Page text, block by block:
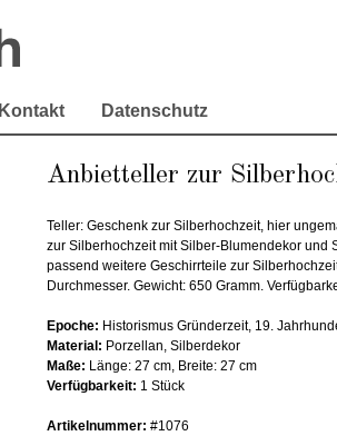
Kontakt Datenschutz
Anbietteller zur
Teller: Geschenk zur Silberhochzeit, hier
zur Silberhochzeit mit Silber-Blumendekor und
passend weitere Geschirrteile zur
Durchmesser. Gewicht: 650 Gramm.
Epoche: Historismus Gründerzeit, 19.
Material: Porzellan, Silberdekor
Maße: Länge: 27 cm, Breite: 27 cm
Verfügbarkeit: 1 Stück
Artikelnummer: #1076